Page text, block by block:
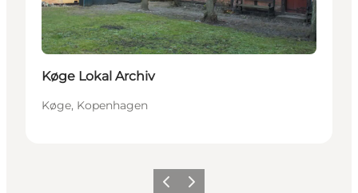
Køge Lokal Archiv
Køge, Kopenhagen
ZurückWeiter